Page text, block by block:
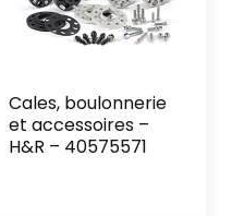
Cales, boulonnerie
et accessoires –
H&R – 40575571